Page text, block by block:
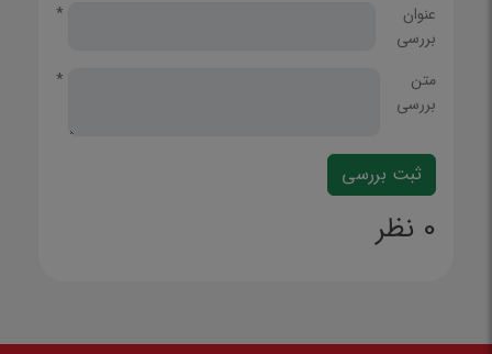
عنوان
بررسی
*
متن
بررسی
*
0 نظر